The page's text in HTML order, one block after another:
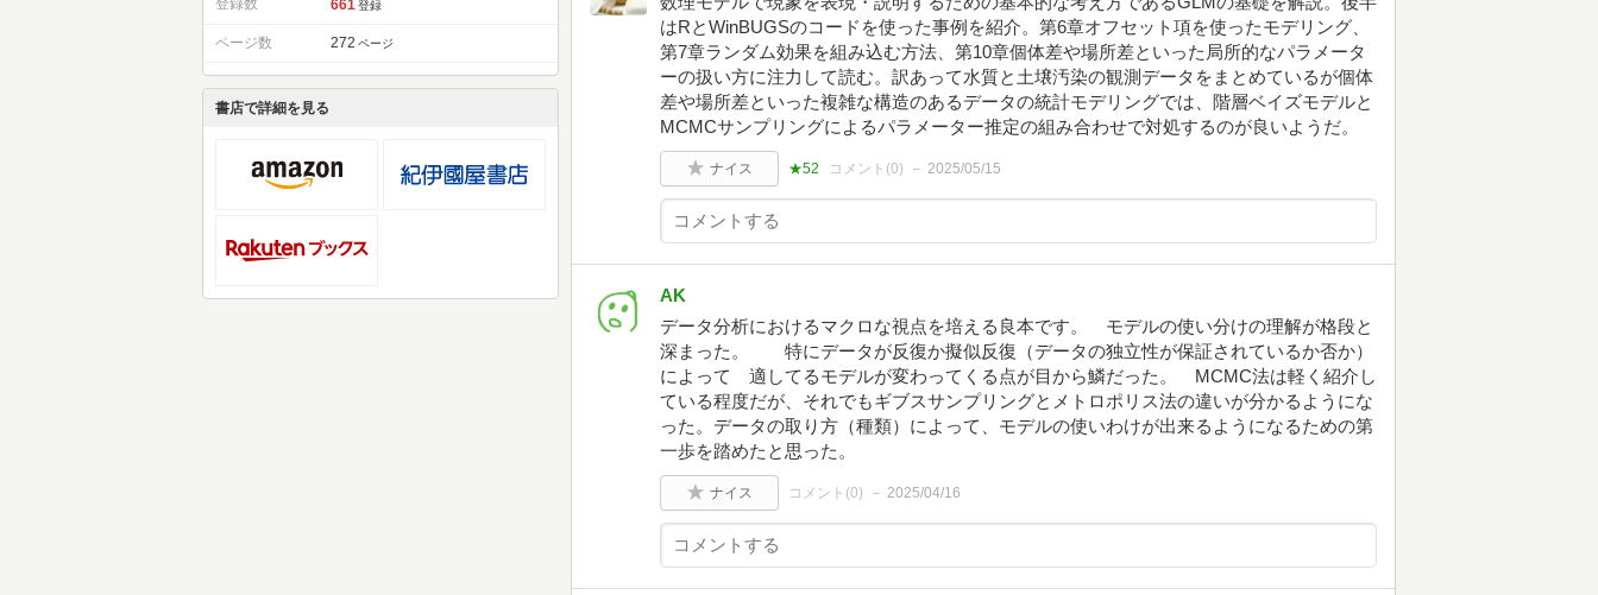
登録数 661 登録
ページ数 272 ページ
書店で詳細を見る
はRとWinBUGSのコードを使った事例を紹介。第6章オフセット項を使ったモデリング、
第7章ランダム効果を組み込む方法、第10章個体差や場所差といった局所的なパラメータ
ーの扱い方に注力して読む。訳あって水質と土壌汚染の観測データをまとめているが個体
差や場所差といった複雑な構造のあるデータの統計モデリングでは、階層ベイズモデルと
MCMCサンプリングによるパラメーター推定の組み合わせで対処するのが良いようだ。
ナイス ★52 コメント(0) 2025/05/15
AK
データ分析におけるマクロな視点を培える良本です。 モデルの使い分けの理解が格段と
深まった。 特にデータが反復か擬似反復（データの独立性が保証されているか否か）
によって 適してるモデルが変わってくる点が目から鱗だった。 MCMC法は軽く紹介し
ている程度だが、それでもギブスサンプリングとメトロポリス法の違いが分かるようにな
った。データの取り方（種類）によって、モデルの使いわけが出来るようになるための第
一歩を踏めたと思った。
ナイス コメント(0) 2025/04/16